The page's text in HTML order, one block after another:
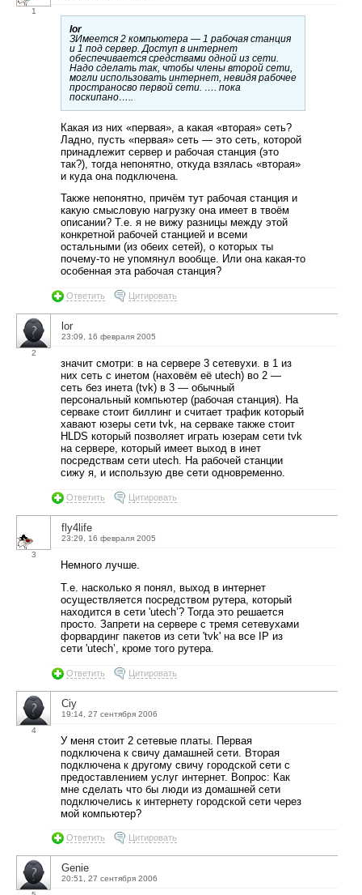
1
lor
ЗИмеется 2 компьютера — 1 рабочая станция
и 1 под сервер. Доступ в интернет
обеспечивается средствами одной из сети.
Надо сделать так, чтобы члены второй сети,
могли использовать интернет, невидя рабочее
пространосво первой сети. …. пока
поскипано…..
Какая из них «первая», а какая «вторая» сеть?
Ладно, пусть «первая» сеть — это сеть, которой
принадлежит сервер и рабочая станция (это
так?), тогда непонятно, откуда взялась «вторая»
и куда она подключена.
Также непонятно, причём тут рабочая станция и
какую смысловую нагрузку она имеет в твоём
описании? Т.е. я не вижу разницы между этой
конкретной рабочей станцией и всеми
остальными (из обеих сетей), о которых ты
почему-то не упомянул вообще. Или она какая-то
особенная эта рабочая станция?
Ответить Цитировать
2
lor
23:09, 16 февраля 2005
значит смотри: в на сервере 3 сетевухи. в 1 из
них сеть с инетом (наховём её utech) во 2 —
сеть без инета (tvk) в 3 — обычный
персональный компьютер (рабочая станция). На
серваке стоит биллинг и считает трафик который
хавают юзеры сети tvk, на серваке также стоит
HLDS который позволяет играть юзерам сети tvk
на сервере, который имеет выход в инет
посредствам сети utech. На рабочей станции
сижу я, и использую две сети одновременно.
Ответить Цитировать
3
fly4life
23:29, 16 февраля 2005
Немного лучше.
Т.е. насколько я понял, выход в интернет
осуществляется посредством рутера, который
находится в сети 'utech’? Тогда это решается
просто. Запрети на сервере с тремя сетевухами
форвардинг пакетов из сети 'tvk' на все IP из
сети 'utech’, кроме того рутера.
Ответить Цитировать
4
Ciy
19:14, 27 сентября 2006
У меня стоит 2 сетевые платы. Первая
подключена к свичу дамашней сети. Вторая
подключена к другому свичу городской сети с
предоставлением услуг интернет. Вопрос: Как
мне сделать что бы люди из домашней сети
подключелись к интернету городской сети через
мой компьютер?
Ответить Цитировать
Genie
20:51, 27 сентября 2006